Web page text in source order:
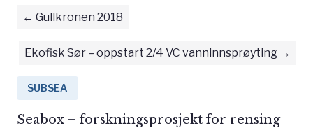
innholdGullkronen 2018
Ekofisk Sør – oppstart 2/4 VC vanninnsprøyting
SUBSEA
Seabox – forskningsprosjekt for rensing